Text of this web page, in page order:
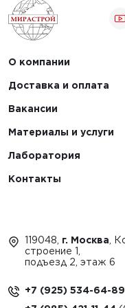
О компании
Доставка и оплата
Вакансии
Материалы и услуги
Лаборатория
Контакты
119048, г. Москва ,
строение 1,
подъезд 2, этаж 6
+7 (925) 534-64-89